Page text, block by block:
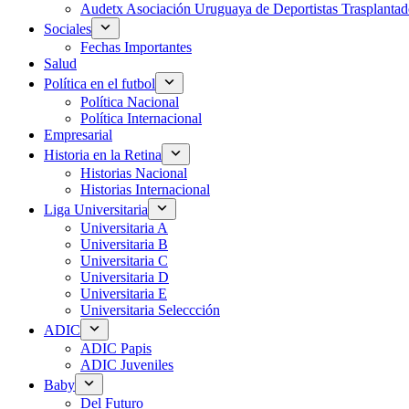
Audetx Asociación Uruguaya de Deportistas
Sociales
Fechas Importantes
Salud
Política en el futbol
Política Nacional
Política Internacional
Empresarial
Historia en la Retina
Historias Nacional
Historias Internacional
Liga Universitaria
Universitaria A
Universitaria B
Universitaria C
Universitaria D
Universitaria E
Universitaria Seleccción
ADIC
ADIC Papis
ADIC Juveniles
Baby
Del Futuro